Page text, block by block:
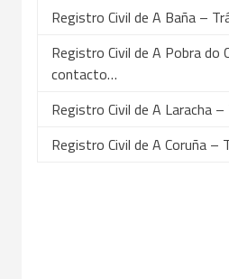
Registro Civil de A Baña –
Registro Civil de A Pobra do
contacto…
Registro Civil de A Laracha
Registro Civil de A Coruña